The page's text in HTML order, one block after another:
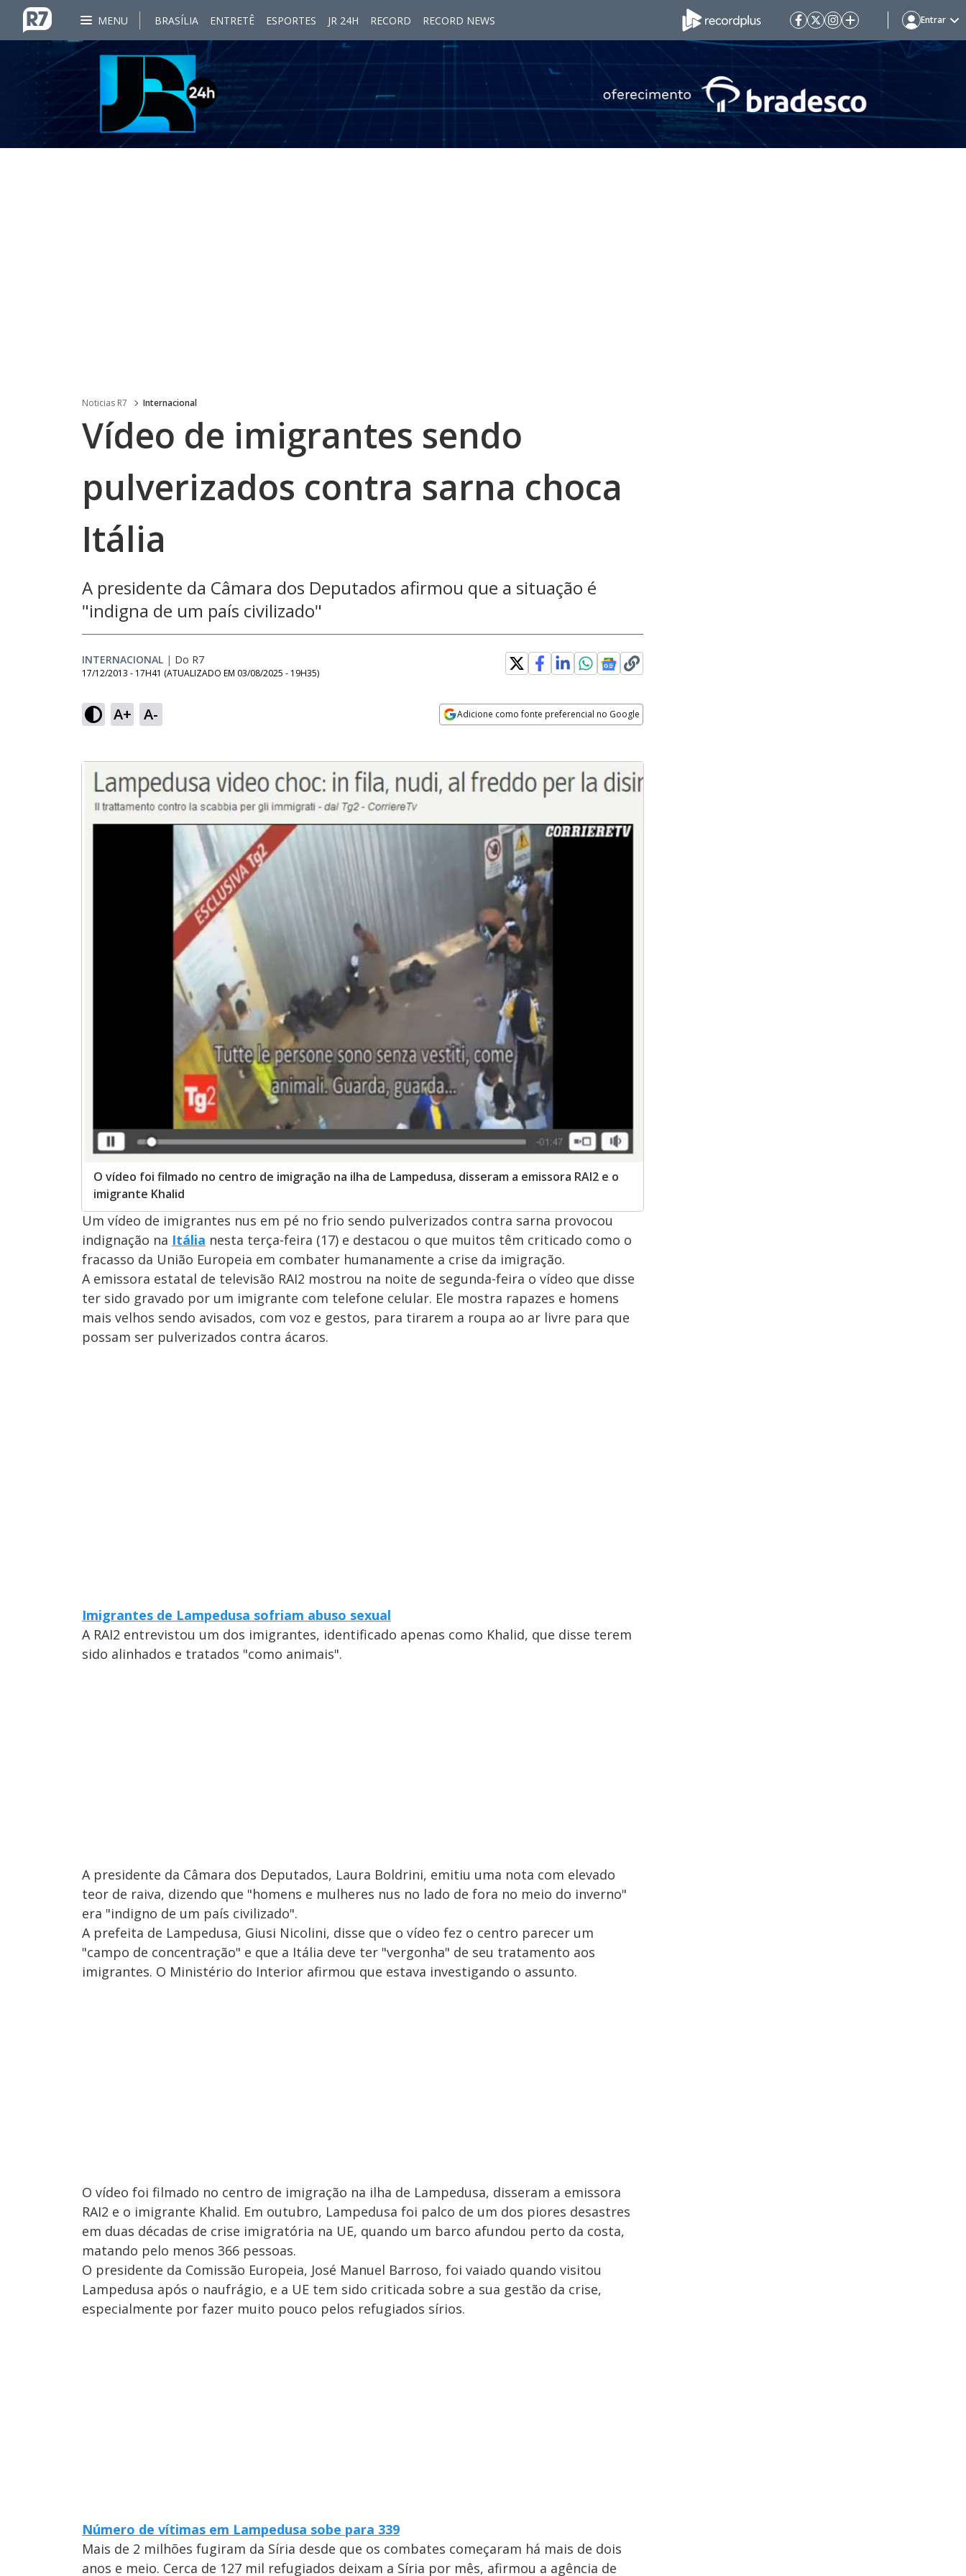
MENU BRASÍLIA ENTRETÊ ESPORTES JR 24H RECORD RECORD NEWS Entrar
Noticias R7 Internacional
Vídeo de imigrantes sendo
pulverizados contra sarna choca
Itália
A presidente da Câmara dos Deputados afirmou que a situação é
"indigna de um país civilizado"
INTERNACIONAL | Do R7
17/12/2013 - 17H41 (ATUALIZADO EM 03/08/2025 - 19H35)
A+ A- Adicione como fonte preferencial no Google
O vídeo foi filmado no centro de imigração na ilha de Lampedusa, disseram a emissora RAI2 e o
imigrante Khalid
Um vídeo de imigrantes nus em pé no frio sendo pulverizados contra sarna provocou
indignação na Itália nesta terça-feira (17) e destacou o que muitos têm criticado como o
fracasso da União Europeia em combater humanamente a crise da imigração.
A emissora estatal de televisão RAI2 mostrou na noite de segunda-feira o vídeo que disse
ter sido gravado por um imigrante com telefone celular. Ele mostra rapazes e homens
mais velhos sendo avisados, com voz e gestos, para tirarem a roupa ao ar livre para que
possam ser pulverizados contra ácaros.
Imigrantes de Lampedusa sofriam abuso sexual
A RAI2 entrevistou um dos imigrantes, identificado apenas como Khalid, que disse terem
sido alinhados e tratados "como animais".
A presidente da Câmara dos Deputados, Laura Boldrini, emitiu uma nota com elevado
teor de raiva, dizendo que "homens e mulheres nus no lado de fora no meio do inverno"
era "indigno de um país civilizado".
A prefeita de Lampedusa, Giusi Nicolini, disse que o vídeo fez o centro parecer um
"campo de concentração" e que a Itália deve ter "vergonha" de seu tratamento aos
imigrantes. O Ministério do Interior afirmou que estava investigando o assunto.
O vídeo foi filmado no centro de imigração na ilha de Lampedusa, disseram a emissora
RAI2 e o imigrante Khalid. Em outubro, Lampedusa foi palco de um dos piores desastres
em duas décadas de crise imigratória na UE, quando um barco afundou perto da costa,
matando pelo menos 366 pessoas.
O presidente da Comissão Europeia, José Manuel Barroso, foi vaiado quando visitou
Lampedusa após o naufrágio, e a UE tem sido criticada sobre a sua gestão da crise,
especialmente por fazer muito pouco pelos refugiados sírios.
Número de vítimas em Lampedusa sobe para 339
Mais de 2 milhões fugiram da Síria desde que os combates começaram há mais de dois
anos e meio. Cerca de 127 mil refugiados deixam a Síria por mês, afirmou a agência de